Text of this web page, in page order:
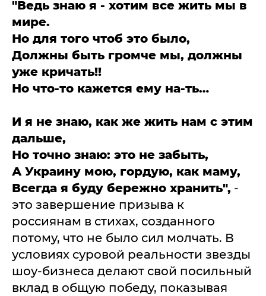
"Ведь знаю я - хотим все жить мы в
мире.
Но для того чтоб это было,
Должны быть громче мы, должны
уже кричать!!
Но что-то кажется ему на-ть…
И я не знаю, как же жить нам с этим
дальше,
Но точно знаю: это не забыть,
А Украину мою, гордую, как маму,
Всегда я буду бережно хранить", -
это завершение призыва к
россиянам в стихах, созданного
потому, что не было сил молчать. В
условиях суровой реальности звезды
шоу-бизнеса делают свой посильный
вклад в общую победу, показывая